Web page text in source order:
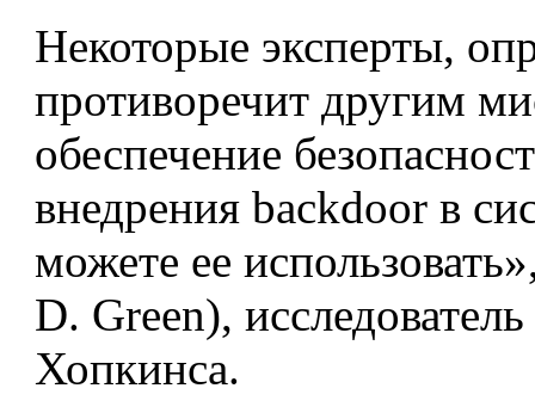
Некоторые эксперты,
противоречит другим
обеспечение
внедрения backdoor в
можете ее
D. Green),
Хопкинса.